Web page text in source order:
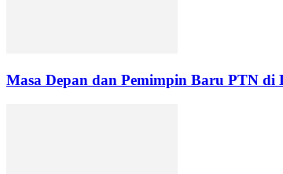
Masa Depan dan Pemimpin Baru PTN di